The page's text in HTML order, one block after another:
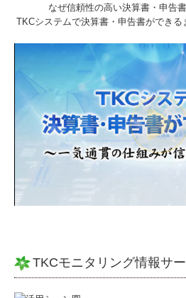
なぜ信頼性の高い決算書・申告
TKCシステムで決算書・申告書ができる
TKCモニタリング情報サ